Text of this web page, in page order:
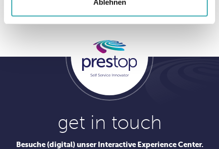
Ablehnen
get in touch
Besuche (digital) unser Interactive Experience Center.